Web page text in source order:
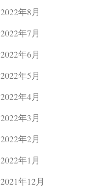
2022年8月
2022年7月
2022年6月
2022年5月
2022年4月
2022年3月
2022年2月
2022年1月
2021年12月